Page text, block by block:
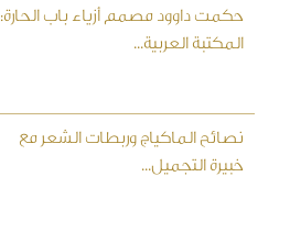
حكمت داوود مصمم أزياء باب الحارة:
المكتبة العربية...
نصائح الماكياج وربطات الشعر مع
خبيرة التجميل...